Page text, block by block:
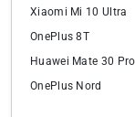
Xiaomi Mi 10 Ultra
OnePlus 8T
Huawei Mate 30 Pro
OnePlus Nord